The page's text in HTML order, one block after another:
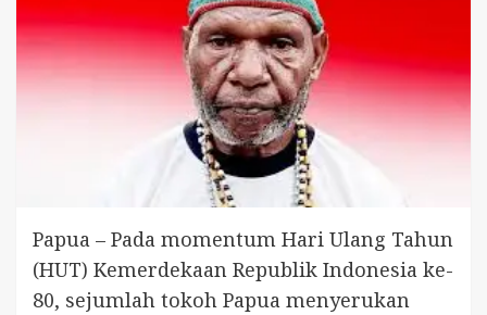
Papua – Pada momentum Hari Ulang Tahun
(HUT) Kemerdekaan Republik Indonesia ke-
80, sejumlah tokoh Papua menyerukan